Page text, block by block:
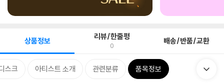
상품정보 리뷰/한줄평
0 배송/반품/교환
스크 아티스트 소개 관련분류 품목정보